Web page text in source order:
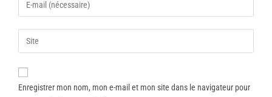
Enregistrer mon nom, mon e-mail et mon site dans le navigateur pour